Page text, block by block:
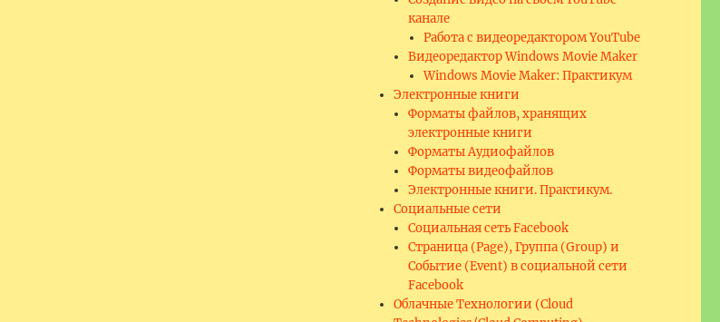
канале
Работа с видеоредактором YouTube
Видеоредактор Windows Movie Maker
Windows Movie Maker: Практикум
Электронные книги
Форматы файлов, хранящих
электронные книги
Форматы Аудиофайлов
Форматы видеофайлов
Электронные книги. Практикум.
Социальные сети
Социальная сеть Facebook
Страница (Page), Группа (Group) и
Событие (Event) в социальной сети
Facebook
Облачные Технологии (Cloud